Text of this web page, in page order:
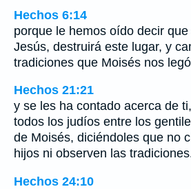
Hechos 6:14
porque le hemos oído decir
Jesús, destruirá este lugar, y
tradiciones que Moisés nos
Hechos 21:21
y se les ha contado acerca de
todos los judíos entre los
de Moisés, diciéndoles que no
hijos ni observen las
Hechos 24:10